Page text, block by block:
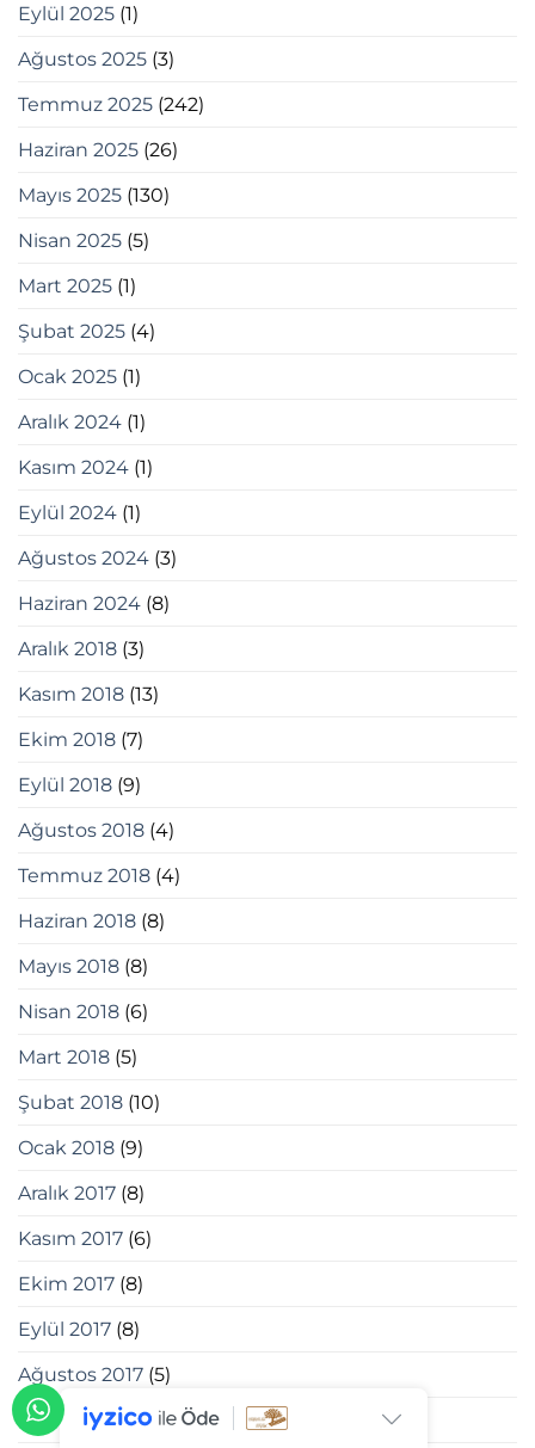
Eylül 2025 (1)
Ağustos 2025 (3)
Temmuz 2025 (242)
Haziran 2025 (26)
Mayıs 2025 (130)
Nisan 2025 (5)
Mart 2025 (1)
Şubat 2025 (4)
Ocak 2025 (1)
Aralık 2024 (1)
Kasım 2024 (1)
Eylül 2024 (1)
Ağustos 2024 (3)
Haziran 2024 (8)
Aralık 2018 (3)
Kasım 2018 (13)
Ekim 2018 (7)
Eylül 2018 (9)
Ağustos 2018 (4)
Temmuz 2018 (4)
Haziran 2018 (8)
Mayıs 2018 (8)
Nisan 2018 (6)
Mart 2018 (5)
Şubat 2018 (10)
Ocak 2018 (9)
Aralık 2017 (8)
Kasım 2017 (6)
Ekim 2017 (8)
Eylül 2017 (8)
Ağustos 2017 (5)
Temmuz 2017(4)